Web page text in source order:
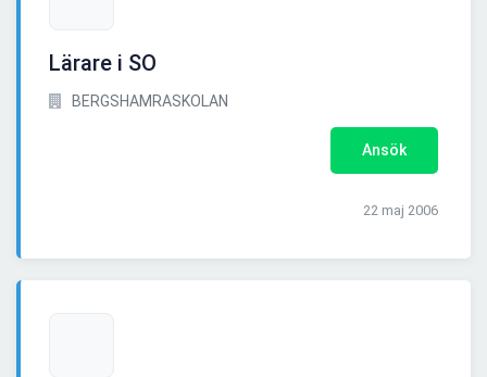
Lärare i SO
BERGSHAMRASKOLAN
Ansök
22 maj 2006